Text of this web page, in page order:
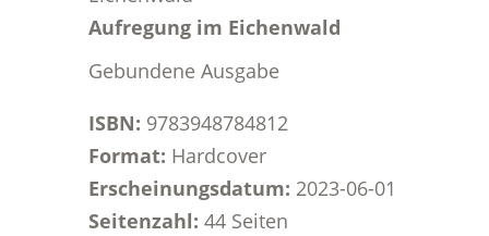
Aufregung im Eichenwald
Gebundene Ausgabe
ISBN: 9783948784812
Format: Hardcover
Erscheinungsdatum: 2023-06-01
Seitenzahl: 44 Seiten